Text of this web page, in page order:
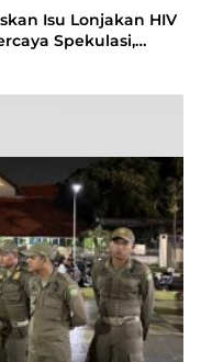
Isu Lonjakan HIV
Spekulasi,
Data Terus